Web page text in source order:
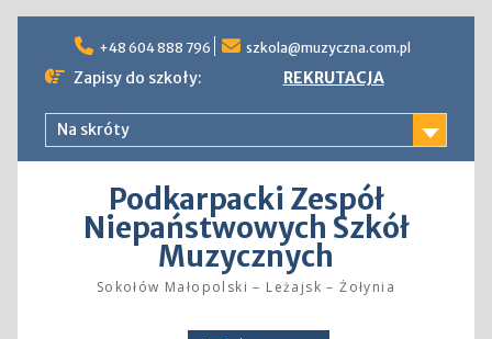
content
+48 604 888 796 szkola@muzyczna.com.pl
Zapisy do szkoły: REKRUTACJA
Na skróty
Podkarpacki Zespół
Niepaństwowych Szkół
Muzycznych
Sokołów Małopolski – Leżajsk – Żołynia